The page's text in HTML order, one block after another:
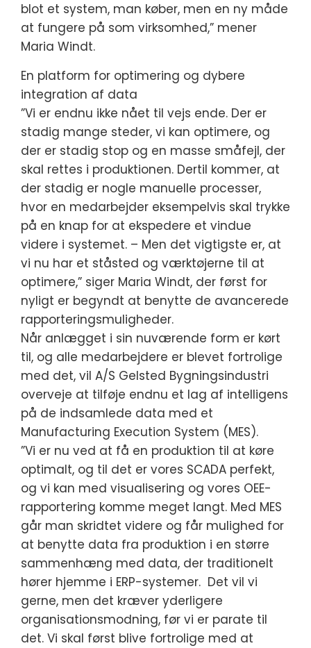
blot et system, man køber, men en ny måde
at fungere på som virksomhed,” mener
Maria Windt.
En platform for optimering og dybere
integration af data
”Vi er endnu ikke nået til vejs ende. Der er
stadig mange steder, vi kan optimere, og
der er stadig stop og en masse småfejl, der
skal rettes i produktionen. Dertil kommer, at
der stadig er nogle manuelle processer,
hvor en medarbejder eksempelvis skal trykke
på en knap for at ekspedere et vindue
videre i systemet. – Men det vigtigste er, at
vi nu har et ståsted og værktøjerne til at
optimere,” siger Maria Windt, der først for
nyligt er begyndt at benytte de avancerede
rapporteringsmuligheder.
Når anlægget i sin nuværende form er kørt
til, og alle medarbejdere er blevet fortrolige
med det, vil A/S Gelsted Bygningsindustri
overveje at tilføje endnu et lag af intelligens
på de indsamlede data med et
Manufacturing Execution System (MES).
”Vi er nu ved at få en produktion til at køre
optimalt, og til det er vores SCADA perfekt,
og vi kan med visualisering og vores OEE-
rapportering komme meget langt. Med MES
går man skridtet videre og får mulighed for
at benytte data fra produktion i en større
sammenhæng med data, der traditionelt
hører hjemme i ERP-systemer. Det vil vi
gerne, men det kræver yderligere
organisationsmodning, før vi er parate til
det. Vi skal først blive fortrolige med at